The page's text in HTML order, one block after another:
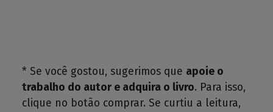
* Se você gostou, sugerimos que apoie o
trabalho do autor e adquira o livro. Para isso,
clique no botão comprar. Se curtiu a leitura,